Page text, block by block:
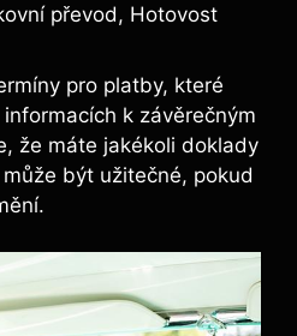
převod, Hotovost
pro ‍platby, které‍
k závěrečným
že ⁤máte jakékoli doklady
být užitečné, pokud